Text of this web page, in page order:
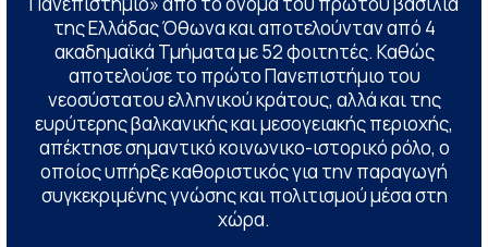
της Ελλάδας Όθωνα και αποτελούνταν από 4
ακαδημαϊκά Τμήματα με 52 φοιτητές. Καθώς
αποτελούσε το πρώτο Πανεπιστήμιο του
νεοσύστατου ελληνικού κράτους, αλλά και της
ευρύτερης βαλκανικής και μεσογειακής περιοχής,
απέκτησε σημαντικό κοινωνικο-ιστορικό ρόλο, ο
οποίος υπήρξε καθοριστικός για την παραγωγή
συγκεκριμένης γνώσης και πολιτισμού μέσα στη
χώρα.